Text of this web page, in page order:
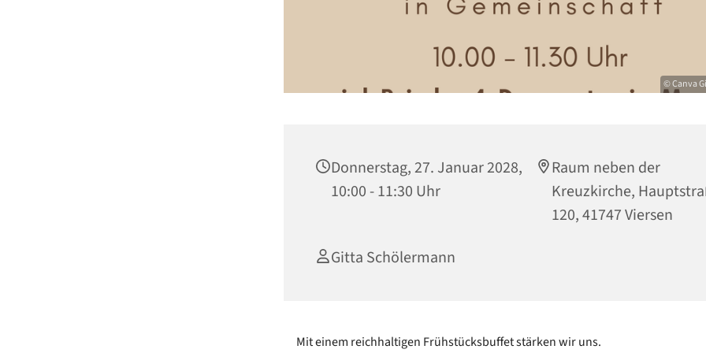
© Canva
Donnerstag, 27. Januar 2028,
10:00 - 11:30 Uhr
Raum neben der
Kreuzkirche,
120, 41747 Viersen
Gitta Schölermann
Mit einem reichhaltigen Frühstücksbuffet stärken wir uns.